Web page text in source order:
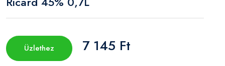
Üzlethez 7 145 Ft